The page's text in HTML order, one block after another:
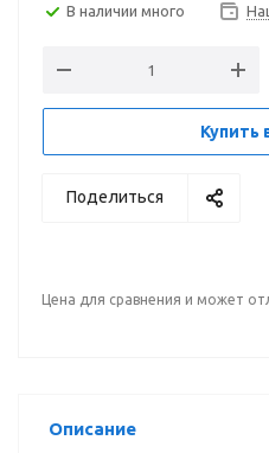
В наличии много
Купить
Поделиться
Цена для сравнения и может
Описание